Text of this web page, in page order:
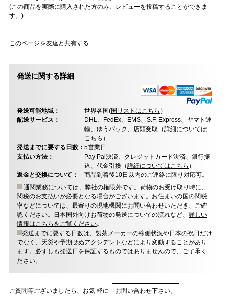
(この商品を実際に購入された方のみ、レビューを投稿することができま
す。)
このページを友達と共有する:
発送に関する詳細
発送可能地域： 世界各国(国リストはこちら ）
配送サービス：
DHL、FedEx、EMS、S.F. Express、ヤマト運
輸、ゆうパック、店頭受取（詳細については
こちら ）
発送までに要する日数： 5営業日
支払い方法：
Pay Pal決済、クレジットカード決済、銀行振
込、代金引換（詳細についてはこちら ）
返金と交換について：
商品到着後10日以内のご連絡に限り対応可。
通関業務については、弊社の権限外です。荷物のお受け取り時に、
関税のお支払いが必要となる場合がございます。お住まいの国の関税
率などについては、最寄りの現地機関にお問い合わせいただき、ご確
認ください。日本国外向けお荷物の発送についての流れなど、 詳しい
情報はこちらをご覧ください。
発送までに要する日数は、製茶メーカーの稼働状況や日本の祝日だけ
でなく、天災や予期せぬアクシデントなどにより変動することがあり
ます。必ずしも発送日を保証するものではありませんので、ご了承く
ださい。
ご質問等ございましたら、お気 軽に お問い合わせ下さい。